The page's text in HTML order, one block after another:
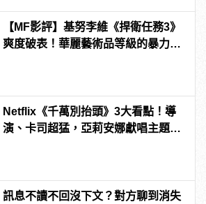
【MF影評】基努李維《捍衛任務3》
爽度破表！華麗藝術品等級的暴力動
Netflix《千萬別抬頭》3大看點！導
演、卡司超猛，亞莉安娜獻唱主題
訊息不讀不回沒下文？對方聊到消失